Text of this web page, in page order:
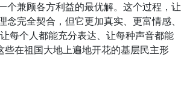
个兼顾各方利益的最优解。这个过程，让
完全契合，但它更加真实、更富情感、
每个人都能充分表达、让每种声音都能
些在祖国大地上遍地开花的基层民主形